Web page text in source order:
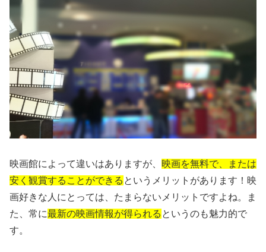
映画館によって違いはありますが、 映画を無料で、または
安く観賞することができる というメリットがあります！映
画好きな人にとっては、たまらないメリットですよね。ま
た、常に最新の映画情報が得られる というのも魅力的で
す。